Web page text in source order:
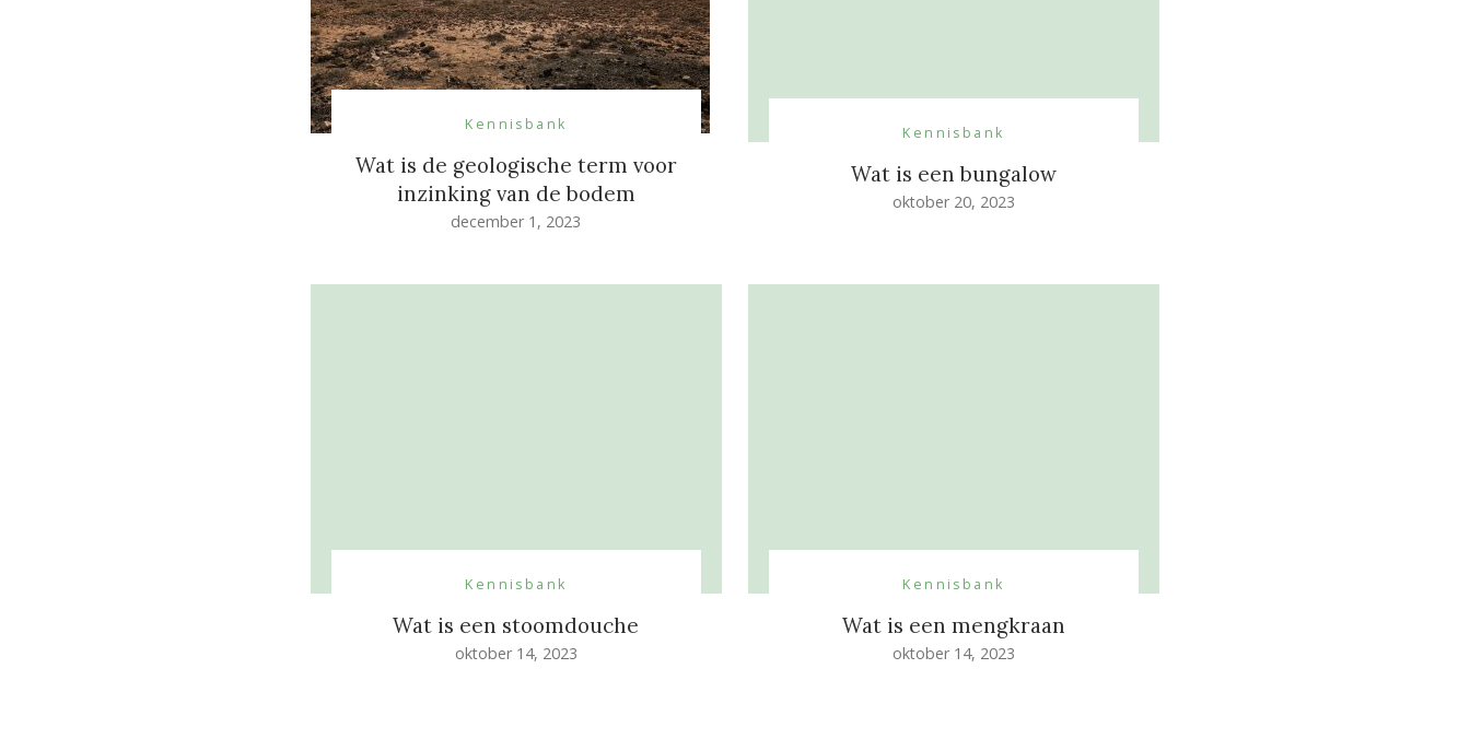
Kennisbank
Wat is de geologische term voor
inzinking van de bodem
december 1, 2023
Kennisbank
Wat is een bungalow
oktober 20, 2023
Kennisbank
Wat is een stoomdouche
oktober 14, 2023
Kennisbank
Wat is een mengkraan
oktober 14, 2023